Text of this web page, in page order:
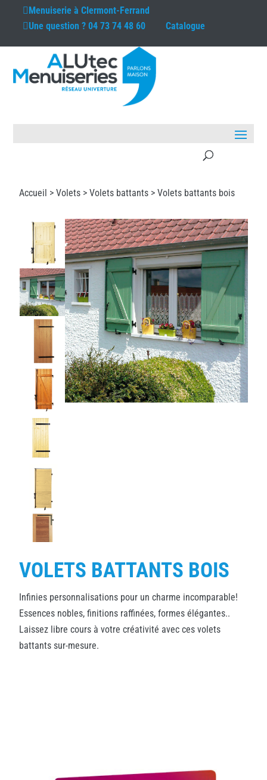
Menuiserie àClermont-Ferrand
Une question ?04 73 74 48 60 Catalogue
Accueil > Volets > Volets battants > Volets battants bois
VOLETS BATTANTS BOIS
Infinies personnalisations pour un charme incomparable!
Essences nobles, finitions raffinées, formes élégantes..
Laissez libre cours à votre créativité avec ces volets
battants sur-mesure.